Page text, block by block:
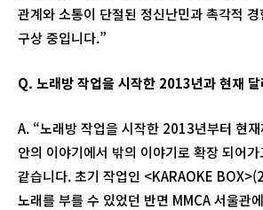
관계와 소통이 단절된 정신난민과 촉각적
구상 중입니다.”
Q. 노래방 작업을 시작한 2013년과 현재
A. “노래방 작업을 시작한 2013년부터 현
안의 이야기에서 밖의 이야기로 확장 되어
같습니다. 초기 작업인 <KARAOKE
노래를 부를 수 있었던 반면 MMCA 서울관